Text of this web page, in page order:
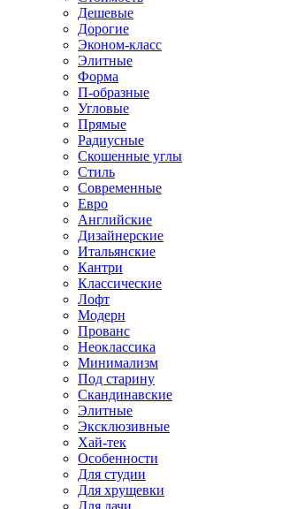
Дешевые
Дорогие
Эконом-класс
Элитные
Форма
П-образные
Угловые
Прямые
Радиусные
Скошенные углы
Стиль
Современные
Евро
Английские
Дизайнерские
Итальянские
Кантри
Классические
Лофт
Модерн
Прованс
Неоклассика
Минимализм
Под старину
Скандинавские
Элитные
Эксклюзивные
Хай-тек
Особенности
Для студии
Для хрущевки
Для дачи